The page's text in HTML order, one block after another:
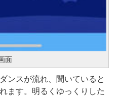
面
ンスが流れ、聞いていると
ます。明るくゆっくりした